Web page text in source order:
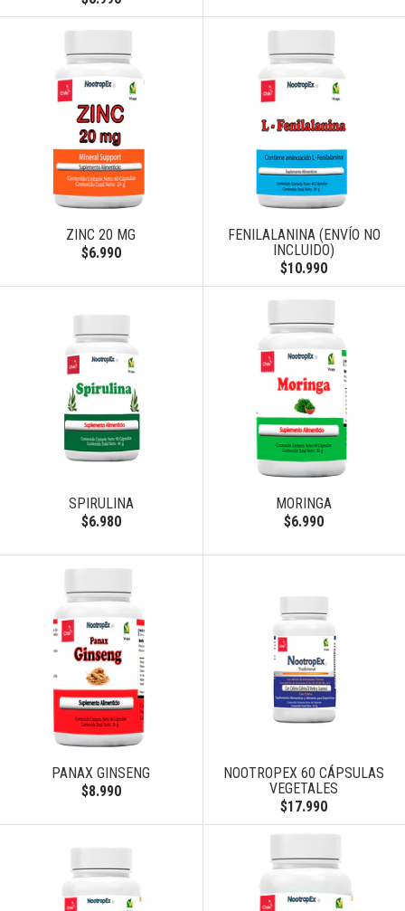
ZINC 20 MG
$6.990
FENILALANINA (ENVÍO NO
INCLUIDO)
$10.990
SPIRULINA
$6.980
MORINGA
$6.990
PANAX GINSENG
$8.990
NOOTROPEX 60 CÁPSULAS
VEGETALES
$17.990